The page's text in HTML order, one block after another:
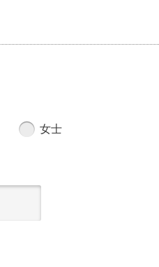
女士